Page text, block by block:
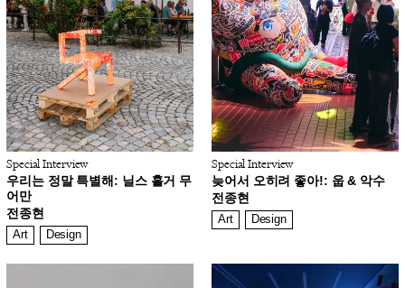
Special Interview
우리는 정말 특별해: 닐스 홀거 무
어만
전종현
Art Design
Special Interview
늦어서 오히려 좋아!: 웁 & 악수
전종현
Art Design